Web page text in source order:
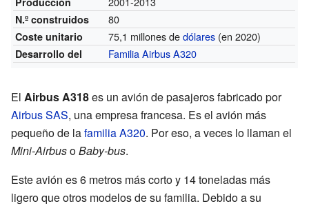
N.º construidos 80
Coste unitario 75,1 millones dedólares (en 2020)
Desarrollo del Familia Airbus A320
El Airbus A318es un avión de pasajeros fabricado por
Airbus SAS, una empresa francesa. Es el avión más
pequeño de lafamilia A320. Por eso, a veces lo llaman el
Mini-AirbusoBaby-bus.
Este avión es 6 metros más corto y 14 toneladas más
ligero que otros modelos de su familia. Debido a su